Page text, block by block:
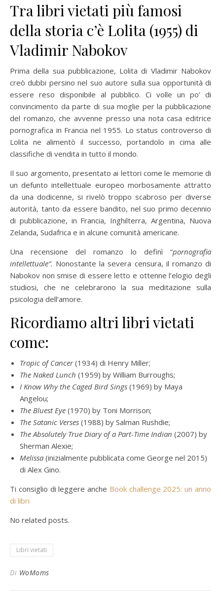
Tra libri vietati più famosi
della storia c’è Lolita (1955) di
Vladimir Nabokov
Prima della sua pubblicazione, Lolita di Vladimir Nabokov
creò dubbi persino nel suo autore sulla sua opportunità di
essere reso disponibile al pubblico. Ci volle un po’ di
convincimento da parte di sua moglie per la pubblicazione
del romanzo, che avvenne presso una nota casa editrice
pornografica in Francia nel 1955. Lo status controverso di
Lolita ne alimentò il successo, portandolo in cima alle
classifiche di vendita in tutto il mondo.
Il suo argomento, presentato ai lettori come le memorie di
un defunto intellettuale europeo morbosamente attratto
da una dodicenne, si rivelò troppo scabroso per diverse
autorità, tanto da essere bandito, nel suo primo decennio
di pubblicazione, in Francia, Inghilterra, Argentina, Nuova
Zelanda, Sudafrica e in alcune comunità americane.
Una recensione del romanzo lo definì “pornografia
intellettuale”. Nonostante la severa censura, il romanzo di
Nabokov non smise di essere letto e ottenne l’elogio degli
studiosi, che ne celebrarono la sua meditazione sulla
psicologia dell’amore.
Ricordiamo altri libri vietati
come:
Tropic of Cancer(1934) di Henry Miller;
The Naked Lunch (1959) by William Burroughs;
I Know Why the Caged Bird Sings (1969) by Maya
Angelou;
The Bluest Eye (1970) by Toni Morrison;
The Satanic Verses (1988) by Salman Rushdie;
The Absolutely True Diary of a Part-Time Indian (2007) by
Sherman Alexie;
Melissa (inizialmente pubblicata come George nel 2015)
di Alex Gino.
Ti consiglio di leggere anche Book challenge 2025: un anno
di libri
No related posts.
Libri vietati
Di WoMoms